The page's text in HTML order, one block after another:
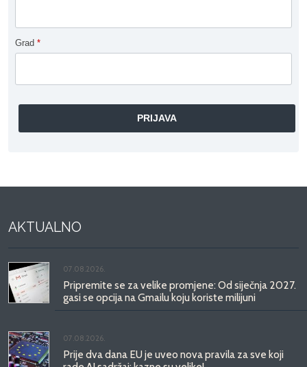
Grad *
AKTUALNO
07.08.2026.
Pripremite se za velike promjene: Od siječnja 2027.
gasi se opcija na Gmailu koju koriste milijuni
07.08.2026.
Prije dva dana EU je uveo nova pravila za sve koji